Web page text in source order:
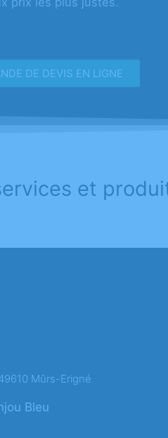
DE DEVIS EN LIGNE
et
Mûrs-Erigné
Bleu